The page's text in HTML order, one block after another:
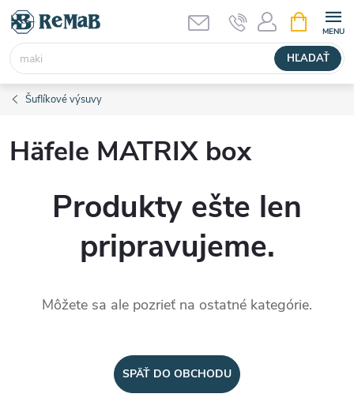
Prejsť
obsah
HĽADAŤ
KOŠÍK
Šuflíkové výsuvy
Häfele MATRIX box
Produkty ešte len
pripravujeme.
Môžete sa ale pozrieť na ostatné kategórie.
SPÄŤ DO OBCHODU